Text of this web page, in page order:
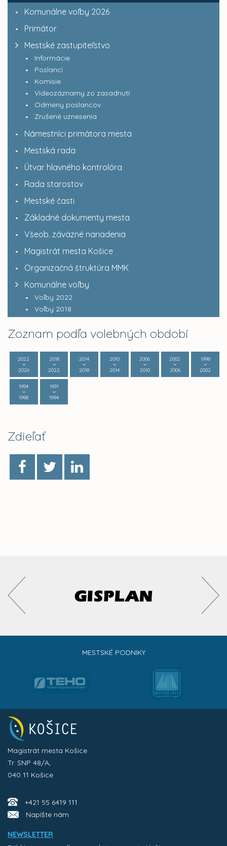
Komunálne voľby 2026
Primátor
Mestské zastupiteľstvo
Informácie
Poslanci
Komisie
Videozáznamy zo zasadnutí
Odmeny poslancov
Zrušené uznesenia
Námestníci primátora mesta
Mestská rada
Útvar hlavného kontrolóra
Rada starostov
Mestské časti
Základné dokumenty mesta
Všeob. záväzné nariadenia
Magistrát mesta Košice
Organizačná štruktúra MMK
Komunálne voľby
Voľby 2022
Voľby 2018
Zoznam podľa volebných období
2022
2026
2018
2022
2014
2018
2010
2014
2006
2010
2002
2006
1998
2002
1994
1998
1991
1994
Zdieľať
MESTSKÉ PODNIKY
Magistrát mesta Košice
Tr. SNP 48/A,
040 11 Košice
+421 55 6419 111
Napíšte nám
NEWSLETTER